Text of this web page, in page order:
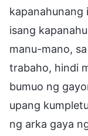
kapanahunang
isang
manu-mano,
trabaho, hindi
bumuo ng
upang
ng arka gaya